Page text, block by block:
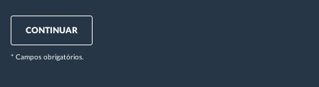
CONTINUAR
* Campos obrigatórios.